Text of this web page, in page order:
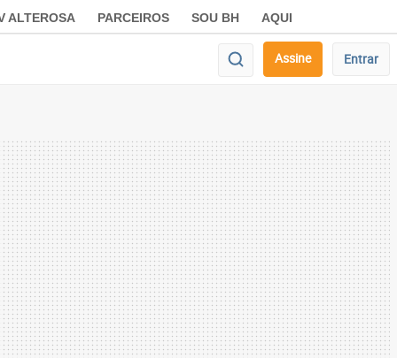
ALTEROSA PARCEIROS SOU BH AQUI
Assine Entrar